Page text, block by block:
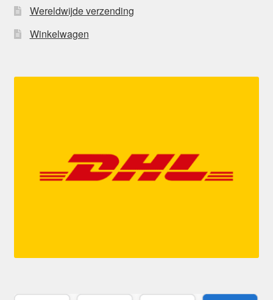
Wereldwijde verzending
Winkelwagen